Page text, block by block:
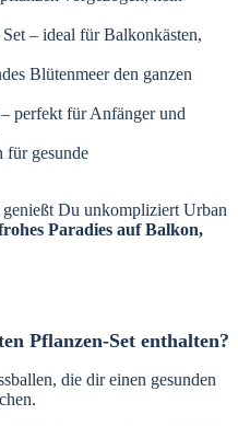
– ideal für Balkonkästen,
Blütenmeer den ganzen
perfekt für Anfänger und
für gesunde
Du unkompliziert Urban
Paradies auf Balkon,
Pflanzen-Set enthalten?
die dir einen gesunden